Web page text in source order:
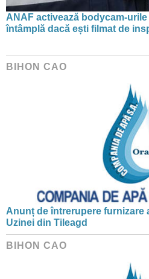
ANAF activează bodycam-
întâmplă dacă ești filmat de
BIHON CAO
Anunț de întrerupere furnizare
Uzinei din Tileagd
BIHON CAO